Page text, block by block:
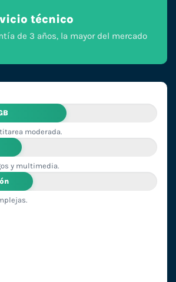
técnico
de 3 años, la mayor del mercado
moderada.
y multimedia.